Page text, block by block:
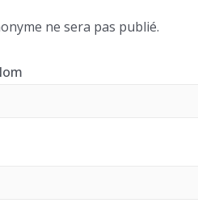
ne sera pas publié.